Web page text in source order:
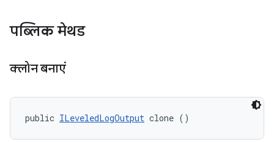
पब्लिक मेथड
क्लोन बनाएं
public ILeveledLogOutput clone ()